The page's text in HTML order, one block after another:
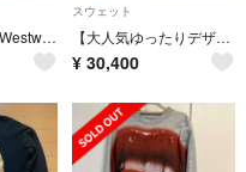
18AW Vivienne Westwood スウェット
スウェット
【大人気ゆったりデザイン☆オーブ刺繍】ヴィヴィアンウエストウッド スウェット
¥ 30,400